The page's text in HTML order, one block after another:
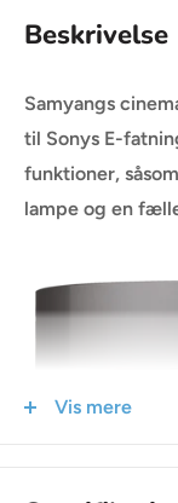
Beskrivelse
Samyangs
til Sonys E-
funktioner,
lampe og en
Vis mere